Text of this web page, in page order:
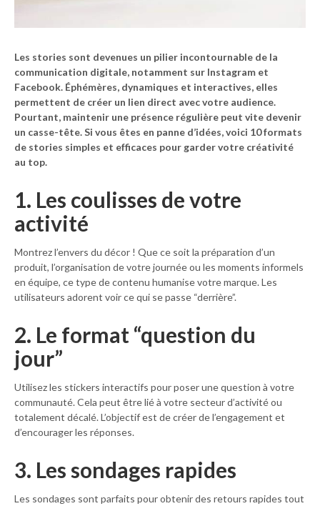
Les stories sont devenues un pilier incontournable de la
communication digitale, notamment sur Instagram et
Facebook. Éphémères, dynamiques et interactives, elles
permettent de créer un lien direct avec votre audience.
Pourtant, maintenir une présence régulière peut vite devenir
un casse-tête. Si vous êtes en panne d’idées, voici 10 formats
de stories simples et efficaces pour garder votre créativité
au top.
1. Les coulisses de votre
activité
Montrez l’envers du décor ! Que ce soit la préparation d’un
produit, l’organisation de votre journée ou les moments informels
en équipe, ce type de contenu humanise votre marque. Les
utilisateurs adorent voir ce qui se passe “derrière”.
2. Le format “question du
jour”
Utilisez les stickers interactifs pour poser une question à votre
communauté. Cela peut être lié à votre secteur d’activité ou
totalement décalé. L’objectif est de créer de l’engagement et
d’encourager les réponses.
3. Les sondages rapides
Les sondages sont parfaits pour obtenir des retours rapides tout